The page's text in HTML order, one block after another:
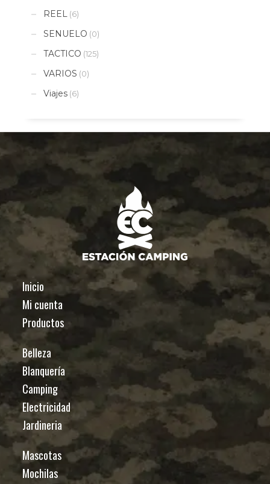
REEL (6)
SENUELO (0)
TACTICO (125)
VARIOS (0)
Viajes (6)
Inicio
Mi cuenta
Productos
Belleza
Blanquería
Camping
Electricidad
Jardineria
Mascotas
Mochilas